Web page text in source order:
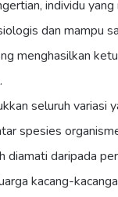
individu
dan mampu
menghasilkan
seluruh variasi
spesies
diamati daripada
kacang-